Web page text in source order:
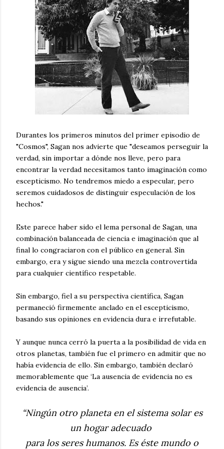
Durantes los primeros minutos del primer episodio de
"Cosmos", Sagan nos advierte que "deseamos perseguir la
verdad, sin importar a dónde nos lleve, pero para
encontrar la verdad necesitamos tanto imaginación como
escepticismo. No tendremos miedo a especular, pero
seremos cuidadosos de distinguir especulación de los
hechos."
Este parece haber sido el lema personal de Sagan, una
combinación balanceada de ciencia e imaginación que al
final lo congraciaron con el público en general. Sin
embargo, era y sigue siendo una mezcla controvertida
para cualquier científico respetable.
Sin embargo, fiel a su perspectiva científica, Sagan
permaneció firmemente anclado en el escepticismo,
basando sus opiniones en evidencia dura e irrefutable.
Y aunque nunca cerró la puerta a la posibilidad de vida en
otros planetas, también fue el primero en admitir que no
había evidencia de ello. Sin embargo, también declaró
memorablemente que ‘La ausencia de evidencia no es
evidencia de ausencia’.
“Ningún otro planeta en el sistema solar es
un hogar adecuado
para los seres humanos. Es éste mundo o